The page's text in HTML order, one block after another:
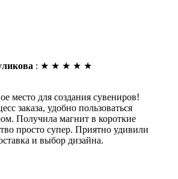
: ★ ★ ★ ★ ★
место для создания сувениров!
заказа, удобно пользоваться
Получила магнит в короткие
просто супер. Приятно удивили
и выбор дизайна.